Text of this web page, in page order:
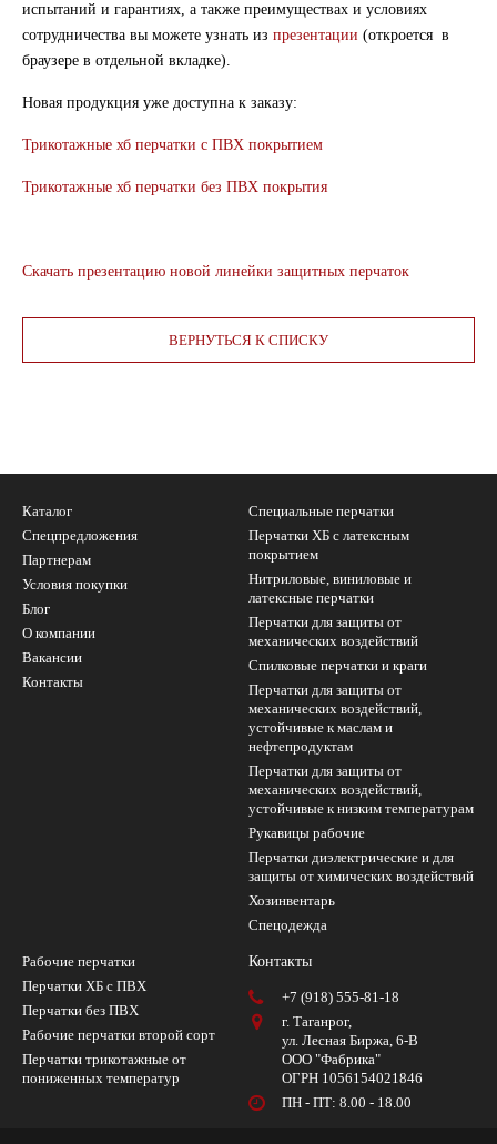
испытаний и гарантиях, а также преимуществах и условиях
сотрудничества вы можете узнать из презентации (откроется в
браузере в отдельной вкладке).
Новая продукция уже доступна к заказу:
Трикотажные хб перчатки с ПВХ покрытием
Трикотажные хб перчатки без ПВХ покрытия
Скачать презентацию новой линейки защитных перчаток
ВЕРНУТЬСЯ К СПИСКУ
Каталог
Спецпредложения
Партнерам
Условия покупки
Блог
О компании
Вакансии
Контакты
Специальные перчатки
Перчатки ХБ с латексным
покрытием
Нитриловые, виниловые и
латексные перчатки
Перчатки для защиты от
механических воздействий
Cпилковые перчатки и краги
Перчатки для защиты от
механических воздействий,
устойчивые к маслам и
нефтепродуктам
Перчатки для защиты от
механических воздействий,
устойчивые к низким температурам
Рукавицы рабочие
Перчатки диэлектрические и для
защиты от химических воздействий
Хозинвентарь
Спецодежда
Рабочие перчатки
Перчатки ХБ с ПВХ
Перчатки без ПВХ
Рабочие перчатки второй сорт
Перчатки трикотажные от
пониженных температур
Контакты
+7 (918) 555-81-18
г. Таганрог,
ул. Лесная Биржа, 6-В
ООО "Фабрика"
ОГРН 1056154021846
ПН - ПТ: 8.00 - 18.00